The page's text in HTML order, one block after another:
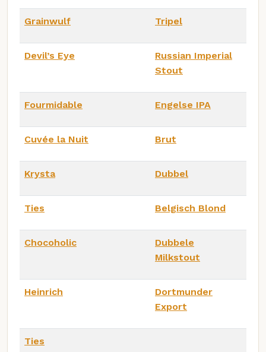
Grainwulf Tripel
Devil’s Eye
Russian Imperial
Stout
Fourmidable Engelse IPA
Cuvée la Nuit Brut
Krysta Dubbel
Ties Belgisch Blond
Chocoholic
Dubbele
Milkstout
Heinrich
Dortmunder
Export
Ties